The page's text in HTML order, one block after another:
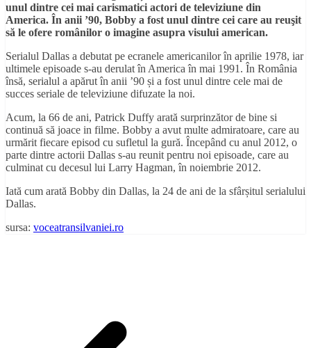
unul dintre cei mai carismatici actori de televiziune din
America. În anii ’90, Bobby a fost unul dintre cei care au reuşit
să le ofere românilor o imagine asupra visului american.
Serialul Dallas a debutat pe ecranele americanilor în aprilie 1978, iar
ultimele episoade s-au derulat în America în mai 1991. În România
însă, serialul a apărut în anii ’90 și a fost unul dintre cele mai de
succes seriale de televiziune difuzate la noi.
Acum, la 66 de ani, Patrick Duffy arată surprinzător de bine si
continuă să joace in filme. Bobby a avut multe admiratoare, care au
urmărit fiecare episod cu sufletul la gură. Începând cu anul 2012, o
parte dintre actorii Dallas s-au reunit pentru noi episoade, care au
culminat cu decesul lui Larry Hagman, în noiembrie 2012.
Iată cum arată Bobby din Dallas, la 24 de ani de la sfârșitul serialului
Dallas.
sursa: voceatransilvaniei.ro